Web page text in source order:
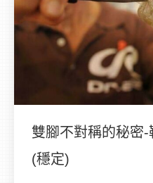
雙腳不對稱的秘密
(穩定)